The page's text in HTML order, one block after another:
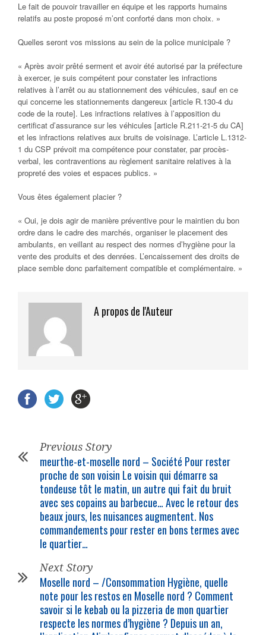
Le fait de pouvoir travailler en équipe et les rapports humains
relatifs au poste proposé m’ont conforté dans mon choix. »
Quelles seront vos missions au sein de la police municipale ?
« Après avoir prêté serment et avoir été autorisé par la préfecture
à exercer, je suis compétent pour constater les infractions
relatives à l’arrêt ou au stationnement des véhicules, sauf en ce
qui concerne les stationnements dangereux [article R.130-4 du
code de la route]. Les infractions relatives à l’apposition du
certificat d’assurance sur les véhicules [article R.211-21-5 du CA]
et les infractions relatives aux bruits de voisinage. L’article L.1312-
1 du CSP prévoit ma compétence pour constater, par procès-
verbal, les contraventions au règlement sanitaire relatives à la
propreté des voies et espaces publics. »
Vous êtes également placier ?
« Oui, je dois agir de manière préventive pour le maintien du bon
ordre dans le cadre des marchés, organiser le placement des
ambulants, en veillant au respect des normes d’hygiène pour la
vente des produits et des denrées. L’encaissement des droits de
place semble donc parfaitement compatible et complémentaire. »
A propos de l'Auteur
Previous Story
meurthe-et-moselle nord – Société Pour rester
proche de son voisin Le voisin qui démarre sa
tondeuse tôt le matin, un autre qui fait du bruit
avec ses copains au barbecue… Avec le retour des
beaux jours, les nuisances augmentent. Nos
commandements pour rester en bons termes avec
le quartier…
Next Story
Moselle nord – /Consommation Hygiène, quelle
note pour les restos en Moselle nord ? Comment
savoir si le kebab ou la pizzeria de mon quartier
respecte les normes d’hygiène ? Depuis un an,